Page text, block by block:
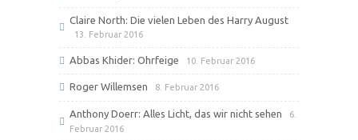
Claire North: Die vielen Leben des Harry August
13. Februar 2016
Abbas Khider: Ohrfeige 10. Februar 2016
Roger Willemsen 8. Februar 2016
Anthony Doerr: Alles Licht, das wir nicht sehen
6.
Februar 2016